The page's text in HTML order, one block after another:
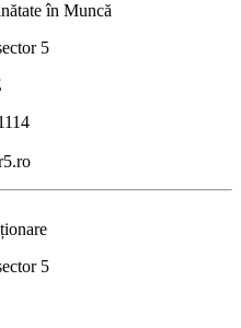
în Muncă
5
5